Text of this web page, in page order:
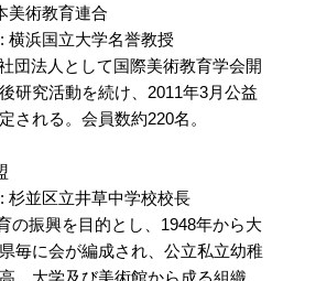
美術教育連合
横浜国立大学名誉教授
団法人として国際美術教育学会開
研究活動を続け、2011年3月公益
される。会員数約220名。
杉並区立井草中学校校長
の振興を目的とし、1948年から大
毎に会が編成され、公立私立幼稚
、大学及び美術館から成る組織